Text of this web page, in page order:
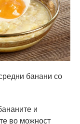
банани со
и
во можност